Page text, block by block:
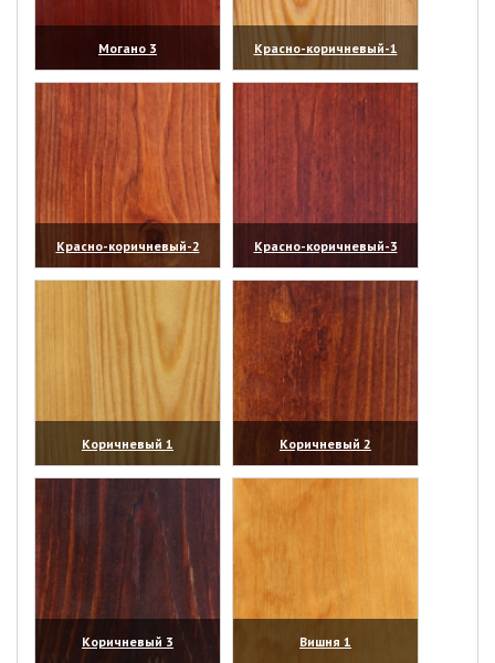
Могано 3
(увеличить)
Красно-коричневый-1
(увеличить)
Красно-коричневый-2
(увеличить)
Красно-коричневый-3
(увеличить)
Коричневый 1
(увеличить)
Коричневый 2
(увеличить)
Коричневый 3
Вишня 1